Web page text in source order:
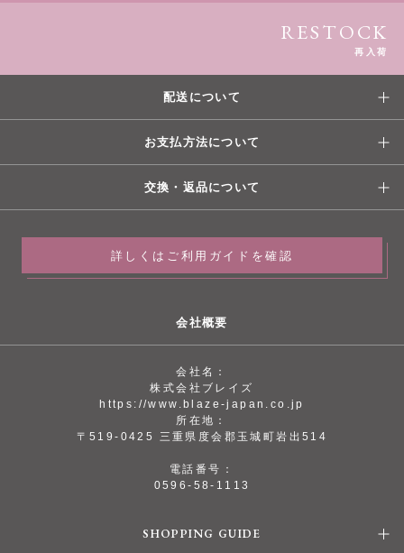
RESTOCK
再入荷
配送について
お支払方法について
交換・返品について
詳しくはご利用ガイドを確認
会社概要
会社名：
株式会社ブレイズ
https://www.blaze-japan.co.jp
所在地：
〒519-0425 三重県度会郡玉城町岩出514
電話番号：
0596-58-1113
SHOPPING GUIDE